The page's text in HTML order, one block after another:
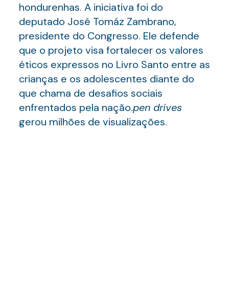
hondurenhas. A iniciativa foi do
deputado José Tomáz Zambrano,
presidente do Congresso. Ele defende
que o projeto visa fortalecer os valores
éticos expressos no Livro Santo entre as
crianças e os adolescentes diante do
que chama de desafios sociais
enfrentados pela nação.pen drives
gerou milhões de visualizações.